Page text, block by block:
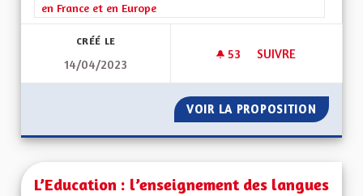
en France et en Europe
CRÉÉ LE
14/04/2023
53 53 ABONNÉS
SUIVRE
VOIR LA PROPOSITION
L’Education : l’enseignement des langues